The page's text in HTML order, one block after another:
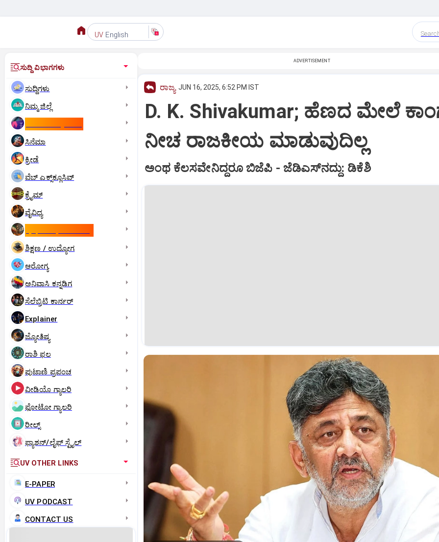
UV English
ಸುದ್ದಿ ವಿಭಾಗಗಳು
ಸುದ್ದಿಗಳು
ನಿಮ್ಮ ಜಿಲ್ಲೆ
ಸಿನೆಮಾ
ಕ್ರೀಡೆ
ವೆಬ್ ಎಕ್ಸ್‌ಕ್ಲೂಸಿವ್
ಕ್ರೈಮ್
ವೈವಿಧ್ಯ
ಶಿಕ್ಷಣ / ಉದ್ಯೋಗ
ಆರೋಗ್ಯ
ಅನಿವಾಸಿ ಕನ್ನಡಿಗ
ಸೆಲೆಬ್ರಿಟಿ ಕಾರ್ನರ್‌
Explainer
ಜ್ಯೋತಿಷ್ಯ
ರಾಶಿ ಫಲ
ಪುಟಾಣಿ ಪ್ರಪಂಚ
ವೀಡಿಯೊ ಗ್ಯಾಲರಿ
ಫೋಟೋ ಗ್ಯಾಲರಿ
ರೀಲ್ಸ್
ಫ್ಯಾಶನ್/ಲೈಫ್‌ ಸ್ಟೈಲ್
UV OTHER LINKS
E-PAPER
UV PODCAST
CONTACT US
ADVERTISEMENT
ರಾಜ್ಯ JUN 16, 2025, 6:52 PM IST
D. K. Shivakumar; ಹೆಣದ ಮೇಲೆ
ನೀಚ ರಾಜಕೀಯ ಮಾಡುವುದಿಲ್ಲ
ಅಂಥ ಕೆಲಸವೇನಿದ್ದರೂ ಬಿಜೆಪಿ - ಜೆಡಿಎಸ್‌ನದ್ದು: ಡಿಕೆಶಿ